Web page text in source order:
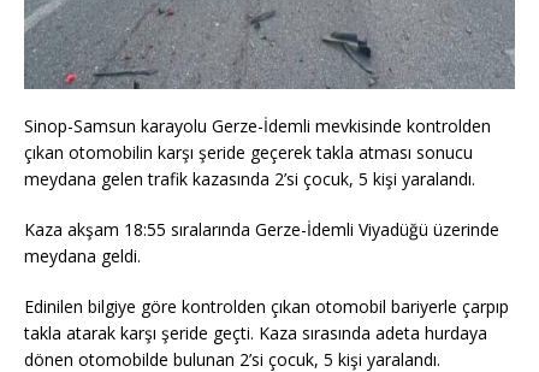
Sinop-Samsun karayolu Gerze-İdemli mevkisinde kontrolden
çıkan otomobilin karşı şeride geçerek takla atması sonucu
meydana gelen trafik kazasında 2’si çocuk, 5 kişi yaralandı.
Kaza akşam 18:55 sıralarında Gerze-İdemli Viyadüğü üzerinde
meydana geldi.
Edinilen bilgiye göre kontrolden çıkan otomobil bariyerle çarpıp
takla atarak karşı şeride geçti. Kaza sırasında adeta hurdaya
dönen otomobilde bulunan 2’si çocuk, 5 kişi yaralandı.